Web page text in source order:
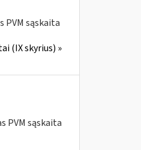
sąskaita
(IX skyrius) »
PVM sąskaita